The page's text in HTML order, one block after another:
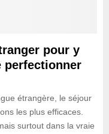
pour y
perfectionner
étrangère, le séjour
les plus efficaces.
surtout dans la vraie